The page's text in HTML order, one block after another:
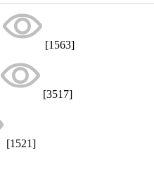
[1563]
[3517]
[1521]